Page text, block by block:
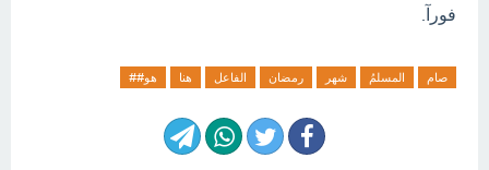
فورآ.
صام المسلمُ شهر رمضان الفاعل هنا هو##